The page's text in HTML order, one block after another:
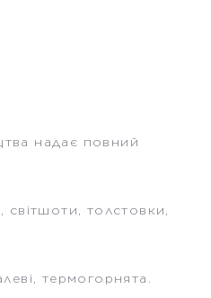
надає повний
толстовки,
термогорнята.